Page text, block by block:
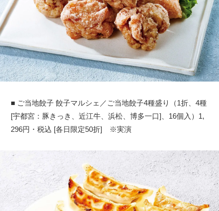
■ ご当地餃子 餃子マルシェ／ご当地餃子4種盛り（1折、4種
[宇都宮：豚きっき、近江牛、浜松、博多一口]、16個入）1,
296円・税込 [各日限定50折] ※実演